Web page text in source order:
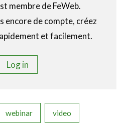
membre de FeWeb.
encore de compte, créez
et facilement.
Log in
webinar video